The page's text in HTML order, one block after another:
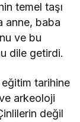
temel taşı
anne, baba
ve bu
dile getirdi.
tarihine
arkeoloji
değil